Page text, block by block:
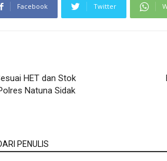
Facebook Twitter
HET dan Stok
Natuna Sidak
PENULIS